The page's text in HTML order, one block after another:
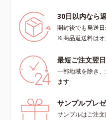
30日以内なら
開封後でも発送
※商品返送料は
最短ご注文翌
一部地域を除き
ます
サンプルプレ
サンプルはご注